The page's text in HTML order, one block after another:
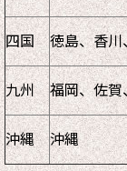
四国 徳島、香川
九州 福岡、佐賀
沖縄 沖縄